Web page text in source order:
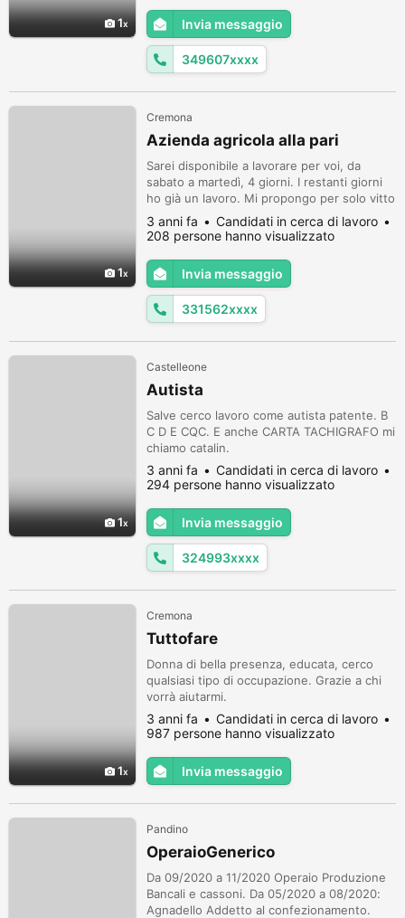
1
- saldatura e costruzione di auto da corsa (
scocche e telai, roll bar, componenti
racing). - molatura e satinatu...
Invia messaggio
349607xxxx
1
Cremona
Azienda agricola alla pari
Sarei disponibile a lavorare per voi, da
sabato a martedì, 4 giorni. I restanti giorni
ho già un lavoro. Mi propongo per solo vitto
/ alloggio, o solo alloggio. 33 anni, breve
esperienza nel settore agricolo, studiato
elettrotecnica. Mi sposto fino circa 80km da
montichiari.
3 anni fa
Candidati in cerca di lavoro
208 persone hanno visualizzato
Invia messaggio
331562xxxx
1
Castelleone
Autista
Salve cerco lavoro come autista patente. B
C D E CQC. E anche CARTA TACHIGRAFO mi
chiamo catalin.
3 anni fa
Candidati in cerca di lavoro
294 persone hanno visualizzato
Invia messaggio
324993xxxx
1
Cremona
Tuttofare
Donna di bella presenza, educata, cerco
qualsiasi tipo di occupazione. Grazie a chi
vorrà aiutarmi.
3 anni fa
Candidati in cerca di lavoro
987 persone hanno visualizzato
Invia messaggio
Pandino
OperaioGenerico
Da 09/2020 a 11/2020 Operaio Produzione
Bancali e cassoni. Da 05/2020 a 08/2020:
Agnadello Addetto al confezionamento.